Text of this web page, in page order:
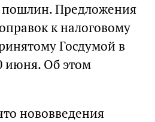
пошлин. Предложения
к налоговому
Госдумой в
июня. Об этом
нововведения